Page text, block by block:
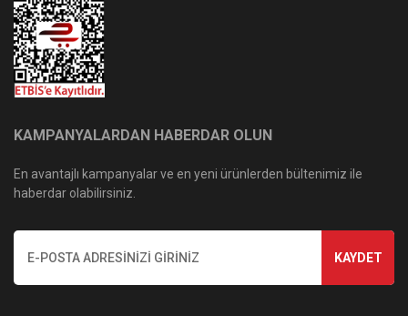
KAMPANYALARDAN HABERDAR OLUN
En avantajlı kampanyalar ve en yeni ürünlerden bültenimiz ile
haberdar olabilirsiniz.
KAYDET